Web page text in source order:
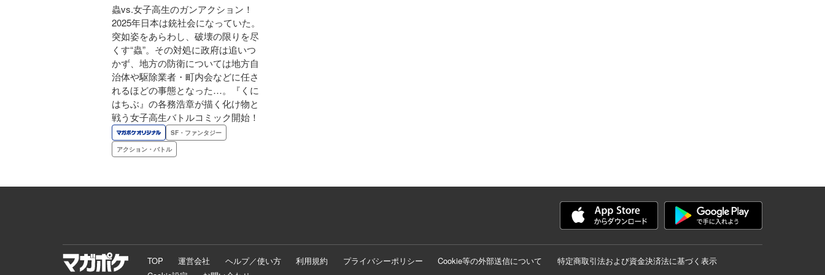
蟲vs.女子高生のガンアクション！
2025年日本は銃社会になっていた。
突如姿をあらわし、破壊の限りを尽
くす“蟲”。その対処に政府は追いつ
かず、地方の防衛については地方自
治体や駆除業者・町内会などに任さ
れるほどの事態となった…。『くに
はちぶ』の各務浩章が描く化け物と
戦う女子高生バトルコミック開始！
SF・ファンタジー
アクション・バトル
TOP 運営会社 ヘルプ／使い方 利用規約 プライバシーポリシー Cookie等の外部送信について
特定商取引法および資金決済法に基づく表示